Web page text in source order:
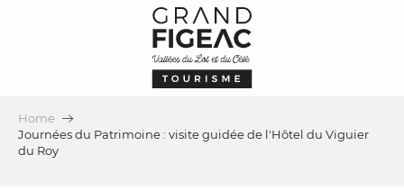
Home
Journées du Patrimoine : visite guidée de l'Hôtel du Viguier
du Roy